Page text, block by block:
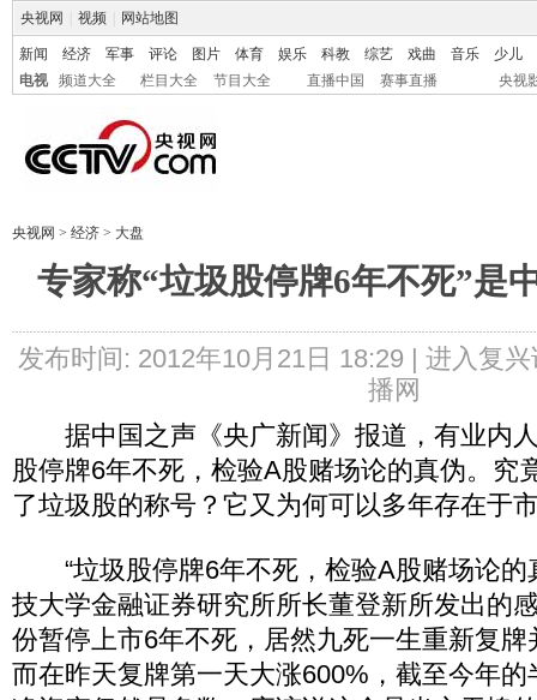
央视网 视频 网站地图
新闻 经济 军事 评论 图片 体育 娱乐 科教 综艺 戏曲 音乐
少儿
电视
频道大全 栏目大全 节目大全 直播中国 赛事直播 央视
央视网 > 经济 > 大盘
专家称“垃圾股停牌6年不死”是
发布时间: 2012年10月21日 18:29 | 进入复兴
播网
据中国之声《央广新闻》报道，有业内
股停牌6年不死，检验A股赌场论的真伪。究
了垃圾股的称号？它又为何可以多年存在于
“垃圾股停牌6年不死，检验A股赌场论的
技大学金融证券研究所所长董登新所发出的
份暂停上市6年不死，居然九死一生重新复
而在昨天复牌第一天大涨600%，截至今年